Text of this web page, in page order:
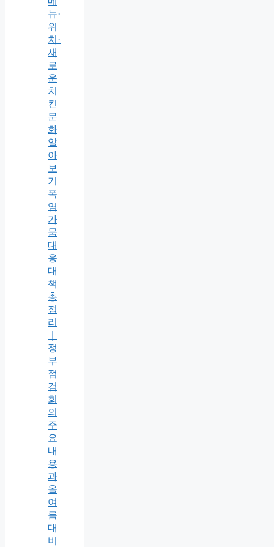
뉴·
위
치·
새
로
운
치
킨
문
화
알
아
보
기
폭
염
가
뭄
대
응
대
책
총
정
리
정
부
점
검
회
의
주
요
내
용
과
올
여
름
대
비